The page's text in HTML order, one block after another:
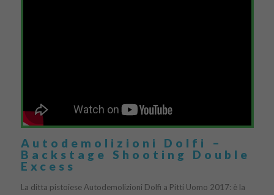
Autodemolizioni Dolfi –
Backstage Shooting Double
Excess
La ditta pistoiese Autodemolizioni Dolfi a Pitti Uomo 2017: è la